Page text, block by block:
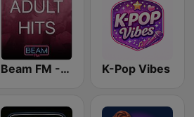
Beam FM - Adult Hits K-Pop Vibes